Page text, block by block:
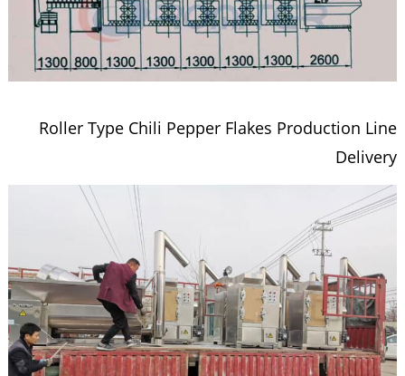
Roller Type Chili Pepper Flakes Production Line
Delivery